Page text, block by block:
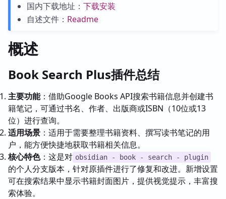
国内下载地址： 下载安装
自述文件： Readme
概述
Book Search Plus插件总结
主要功能：借助Google Books API搜索书籍信息并创建书
籍笔记，可通过书名、作者、出版商或ISBN（10位或13
位）进行查询。
适用场景 ：适用于需要整理书籍资料、撰写读书笔记的用
户，能方便快捷地获取书籍相关信息。
核心特色：这是对 obsidian - book - search - plugin
的个人分支版本，针对原插件进行了修复和改进。新增设置
可在搜索结果中显示书籍封面图片，提供视觉提示，丰富搜
索体验。